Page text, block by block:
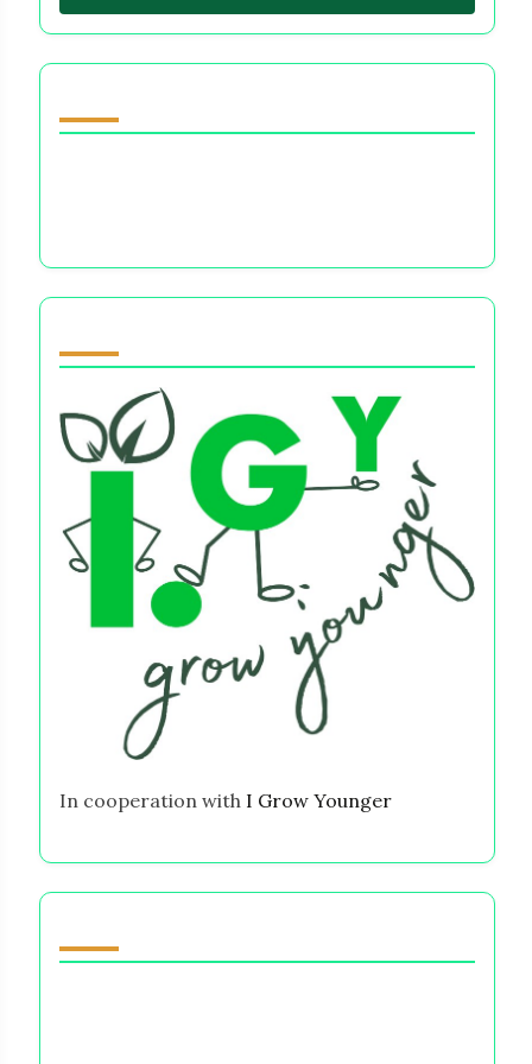
In cooperation with I Grow Younger